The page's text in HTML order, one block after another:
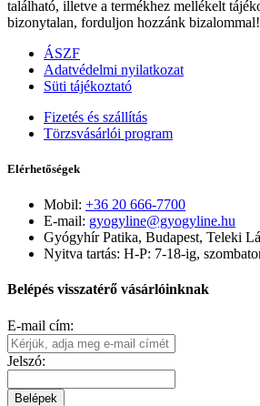
található, illetve a termékhez mellékelt
bizonytalan, forduljon hozzánk bizalommal!
ÁSZF
Adatvédelmi nyilatkozat
Süti tájékoztató
Fizetés és szállítás
Törzsvásárlói program
Elérhetőségek
Mobil: +36 20 666-7700
E-mail: gyogyline@gyogyline.hu
Gyógyhír Patika, Budapest, Teleki
Nyitva tartás: H-P: 7-18-ig,
Belépés visszatérő vásárlóinknak
E-mail cím:
Jelszó:
Belépek